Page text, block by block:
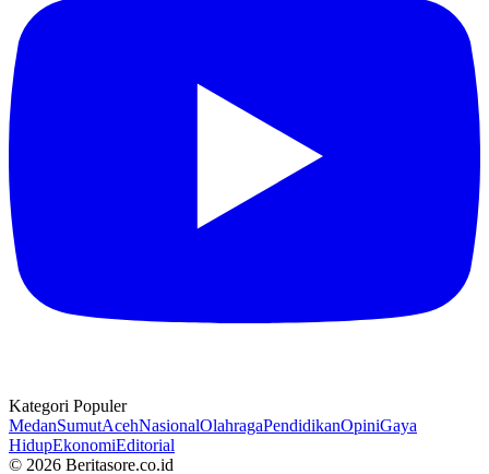
Kategori Populer
MedanSumutAcehNasionalOlahragaPendidikanOpiniGaya
HidupEkonomiEditorial
© 2026 Beritasore.co.id